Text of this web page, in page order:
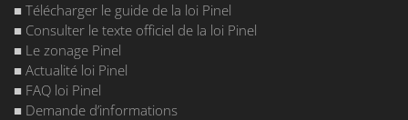
■ Télécharger le guide de la loi Pinel
■ Consulter le texte officiel de la loi Pinel
■ Le zonage Pinel
■ Actualité loi Pinel
■ FAQ loi Pinel
■ Demande d’informations